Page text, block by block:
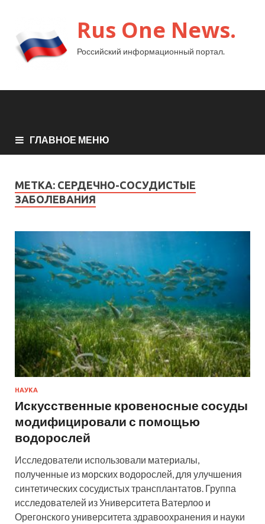
Rus One News.
Российский информационный портал.
ГЛАВНОЕ МЕНЮ
МЕТКА: СЕРДЕЧНО-СОСУДИСТЫЕ
ЗАБОЛЕВАНИЯ
НАУКА
Искусственные кровеносные сосуды
модифицировали с помощью
водорослей
Исследователи использовали материалы,
полученные из морских водорослей, для улучшения
синтетических сосудистых трансплантатов. Группа
исследователей из Университета Ватерлоо и
Орегонского университета здравоохранения и науки